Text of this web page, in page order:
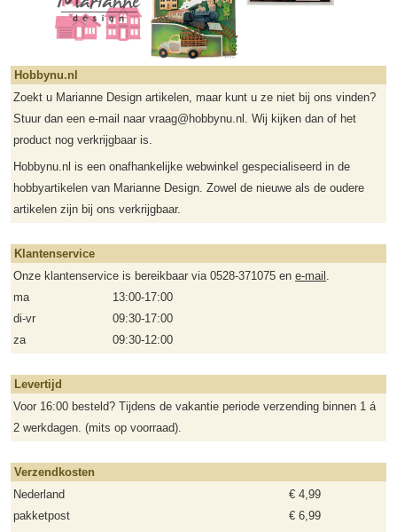
Hobbynu.nl
Zoekt u Marianne Design artikelen, maar kunt u ze niet bij ons vinden?
Stuur dan een e-mail naar vraag@hobbynu.nl. Wij kijken dan of het
product nog verkrijgbaar is.
Hobbynu.nl is een onafhankelijke webwinkel gespecialiseerd in de
hobbyartikelen van Marianne Design. Zowel de nieuwe als de oudere
artikelen zijn bij ons verkrijgbaar.
Klantenservice
Onze klantenservice is bereikbaar via 0528-371075 en e-mail .
ma
13:00-17:00
di-vr
09:30-17:00
za
09:30-12:00
Levertijd
Voor 16:00 besteld? Tijdens de vakantie periode verzending binnen 1 á
2 werkdagen. (mits op voorraad).
Verzendkosten
Nederland
€ 4,99
pakketpost
€ 6,99